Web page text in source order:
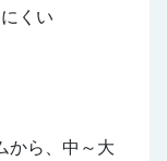
くい
から、中～大